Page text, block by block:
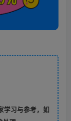
学习与参考，如